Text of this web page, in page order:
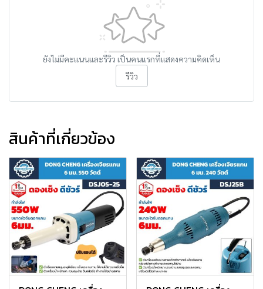
ยังไม่มีคะแนนและรีวิว เป็นคนแรกที่แสดงความคิดเห็น
รีวิว
สินค้าที่เกี่ยวข้อง